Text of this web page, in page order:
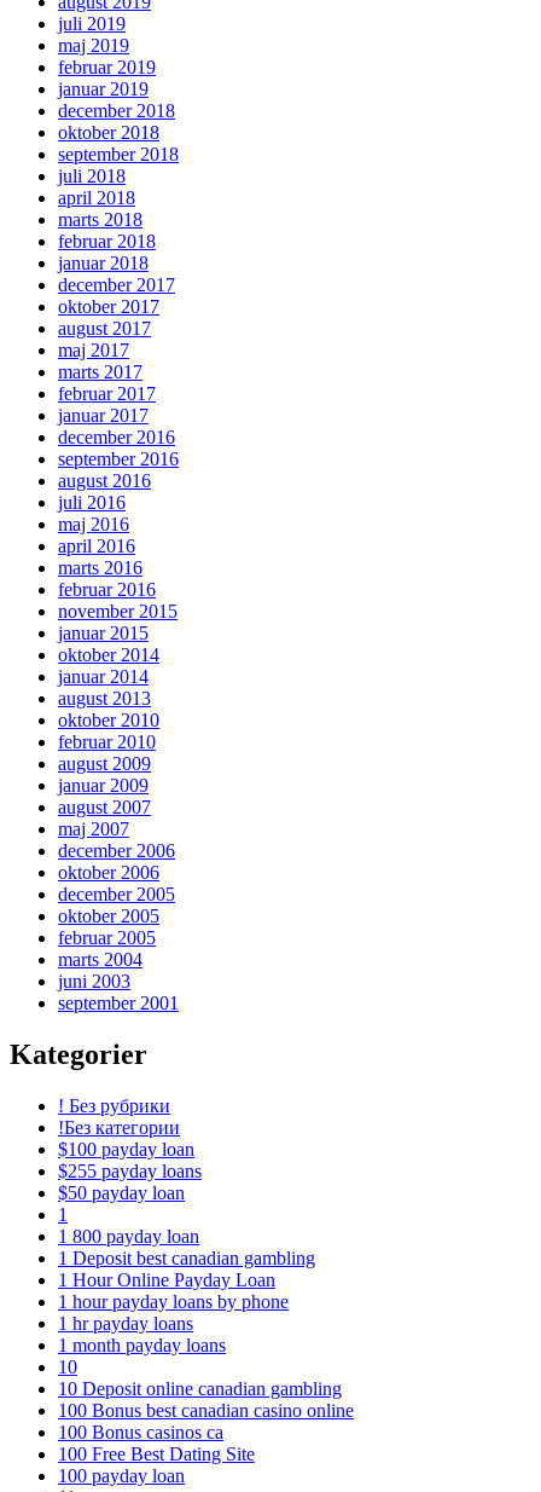
juli 2019
maj 2019
februar 2019
januar 2019
december 2018
oktober 2018
september 2018
juli 2018
april 2018
marts 2018
februar 2018
januar 2018
december 2017
oktober 2017
august 2017
maj 2017
marts 2017
februar 2017
januar 2017
december 2016
september 2016
august 2016
juli 2016
maj 2016
april 2016
marts 2016
februar 2016
november 2015
januar 2015
oktober 2014
januar 2014
august 2013
oktober 2010
februar 2010
august 2009
januar 2009
august 2007
maj 2007
december 2006
oktober 2006
december 2005
oktober 2005
februar 2005
marts 2004
juni 2003
september 2001
Kategorier
! Без рубрики
!Без категории
$100 payday loan
$255 payday loans
$50 payday loan
1
1 800 payday loan
1 Deposit best canadian gambling
1 Hour Online Payday Loan
1 hour payday loans by phone
1 hr payday loans
1 month payday loans
10
10 Deposit online canadian gambling
100 Bonus best canadian casino online
100 Bonus casinos ca
100 Free Best Dating Site
100 payday loan